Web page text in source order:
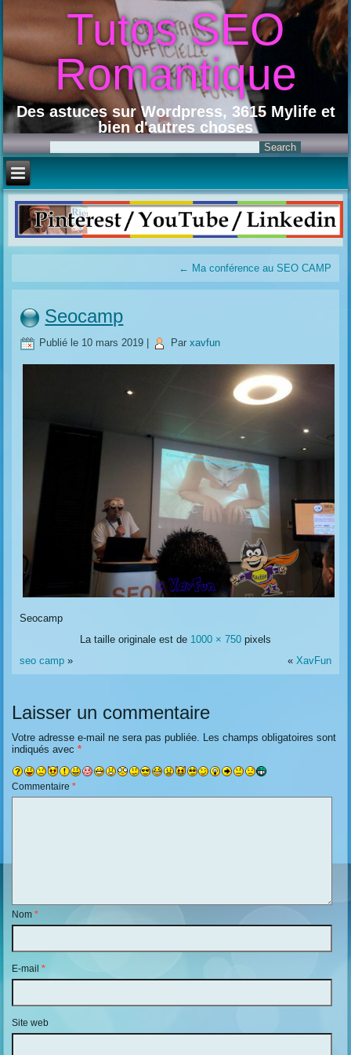
Tutos SEO
Romantique
Des astuces sur Wordpress, 3615 Mylife et
bien d'autres choses
← Ma conférence au SEO CAMP
Seocamp
Publié le 10 mars 2019 Par xavfun
Seocamp
La taille originale est de 1000 × 750 pixels
seo camp » « XavFun
Laisser un commentaire
Votre adresse e-mail ne sera pas publiée. Les champs obligatoires sont
indiqués avec*
Commentaire*
Nom*
E-mail*
Site web